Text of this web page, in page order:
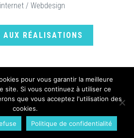
/ Webdesign
AUX RÉALISATIONS
2026 © - Tous droits réservés.
légales Politique de confidentialité
pour vous garantir la meilleure
site. Si vous continuez à utiliser ce
que vous acceptez l'utilisation des
cookies.
Politique de confidentialité